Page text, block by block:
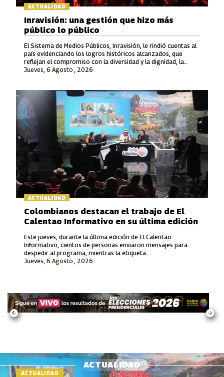
ACTUALIDAD
Jueves, 6 Agosto , 2026
Inravisión: una gestión que hizo más
público lo público
El Sistema de Medios Públicos, Inravisión, le rindió cuentas al
país evidenciando los logros históricos alcanzados, que
reflejan el compromiso con la diversidad y la dignidad, la
rigurosidad periodística, el fomento a la cultura y el cuidado
ACTUALIDAD
Jueves, 6 Agosto , 2026
Colombianos destacan el trabajo de El
Calentao Informativo en su última edición
Este jueves, durante la última edición de El Calentao
Informativo, cientos de personas enviaron mensajes para
despedir al programa, mientras la etiqueta
#ElCalentaoInformativo se convirtió en tendencia en redes
ACTUALIDAD
ACTUALIDAD